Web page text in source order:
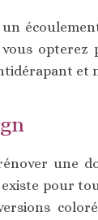
et
une
pour